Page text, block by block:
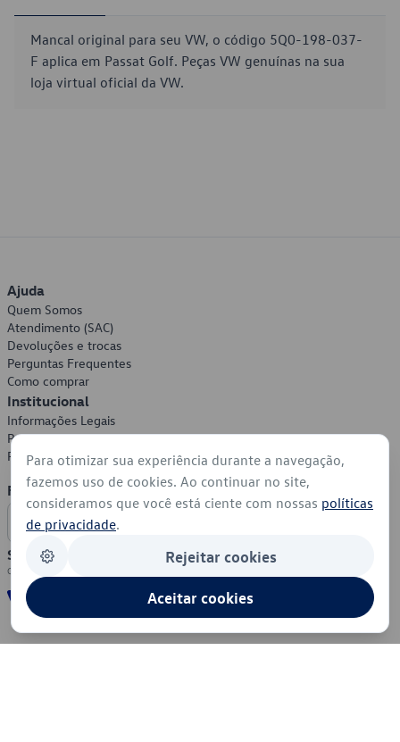
Mancal original para seu VW, o código 5Q0-198-037-
F aplica em Passat Golf. Peças VW genuínas na sua
loja virtual oficial da VW.
Ajuda
Quem Somos
Atendimento (SAC)
Devoluções e trocas
Perguntas Frequentes
Como comprar
Institucional
Informações Legais
Política de Privacidade
Política de Cookies
Formas de Pagamento
Segurança
Para otimizar sua experiência durante a navegação,
fazemos uso de cookies. Ao continuar no site,
consideramos que você está ciente com nossas políticas
de privacidade.
Rejeitar cookies
Aceitar cookies